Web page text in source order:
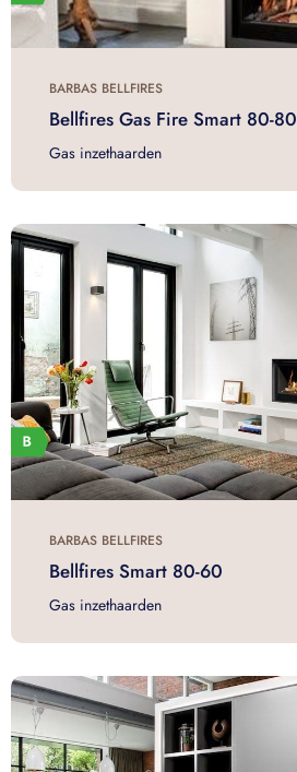
BARBAS BELLFIRES
Bellfires Gas Fire Smart 80-80
Gas inzethaarden
BARBAS BELLFIRES
Bellfires Smart 80-60
Gas inzethaarden